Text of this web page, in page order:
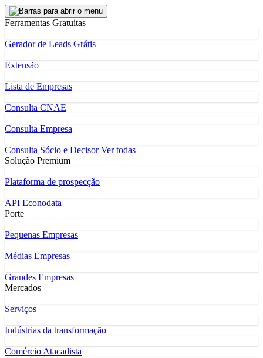
Ferramentas Gratuitas
Gerador de Leads Grátis
Extensão
Lista de Empresas
Consulta CNAE
Consulta Empresa
Consulta Sócio e DecisorVer todas
Solução Premium
Plataforma de prospecção
API Econodata
Porte
Pequenas Empresas
Médias Empresas
Grandes Empresas
Mercados
Serviços
Indústrias da transformação
Comércio Atacadista